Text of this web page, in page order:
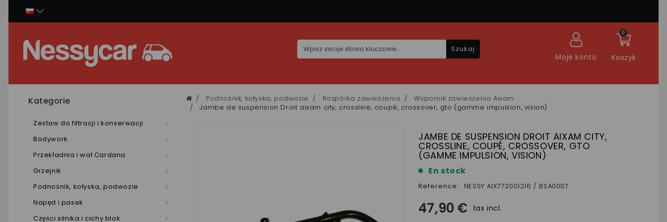
Koszyk
0
Moje konto
Szukaj
Kategorie
Zestaw do filtracji i konserwacji
Bodywork
Przekładnia i wał Cardana
Grzejnik
Podnośnik, kołyska, podwozie
Napęd i pasek
Części silnika i cichy blok
Podnośnik, kołyska, podwozie Rozpórka zawieszenia
Wspornik zawieszenia Aixam
Jambe de suspension Droit aixam city, crossline, coupé, crossover, gto (gamme impulsion, vision)
JAMBE DE SUSPENSION DROIT AIXAM CITY,
CROSSLINE, COUPÉ, CROSSOVER, GTO
(GAMME IMPULSION, VISION)
En stock
Reference: NESSY AIX772001216 / BSA0007
47,90 € tax incl.